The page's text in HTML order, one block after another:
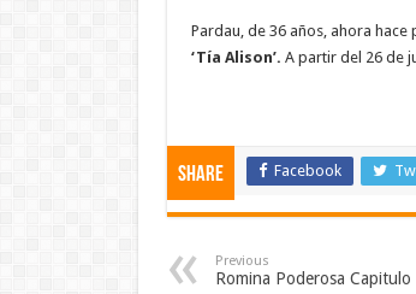
Pardau, de 36 años, ahora hace
‘Tía Alison’. A partir del 26 de
Share Facebook
Previous
Romina Poderosa Capitulo